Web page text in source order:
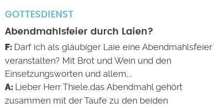
GOTTESDIENST
Abendmahlsfeier durch Laien?
Darf ich als gläubiger Laie eine Abendmahlsfeier
veranstalten? Mit Brot und Wein und den
Einsetzungsworten und allem,…
Lieber Herr Thiele,das Abendmahl gehört
zusammen mit der Taufe zu den beiden